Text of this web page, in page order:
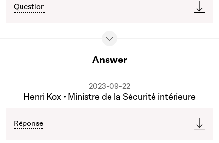
Question
Answer
2023-09-22
Henri Kox • Ministre de la Sécurité intérieure
Réponse